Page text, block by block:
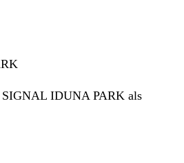
IDUNA PARK als